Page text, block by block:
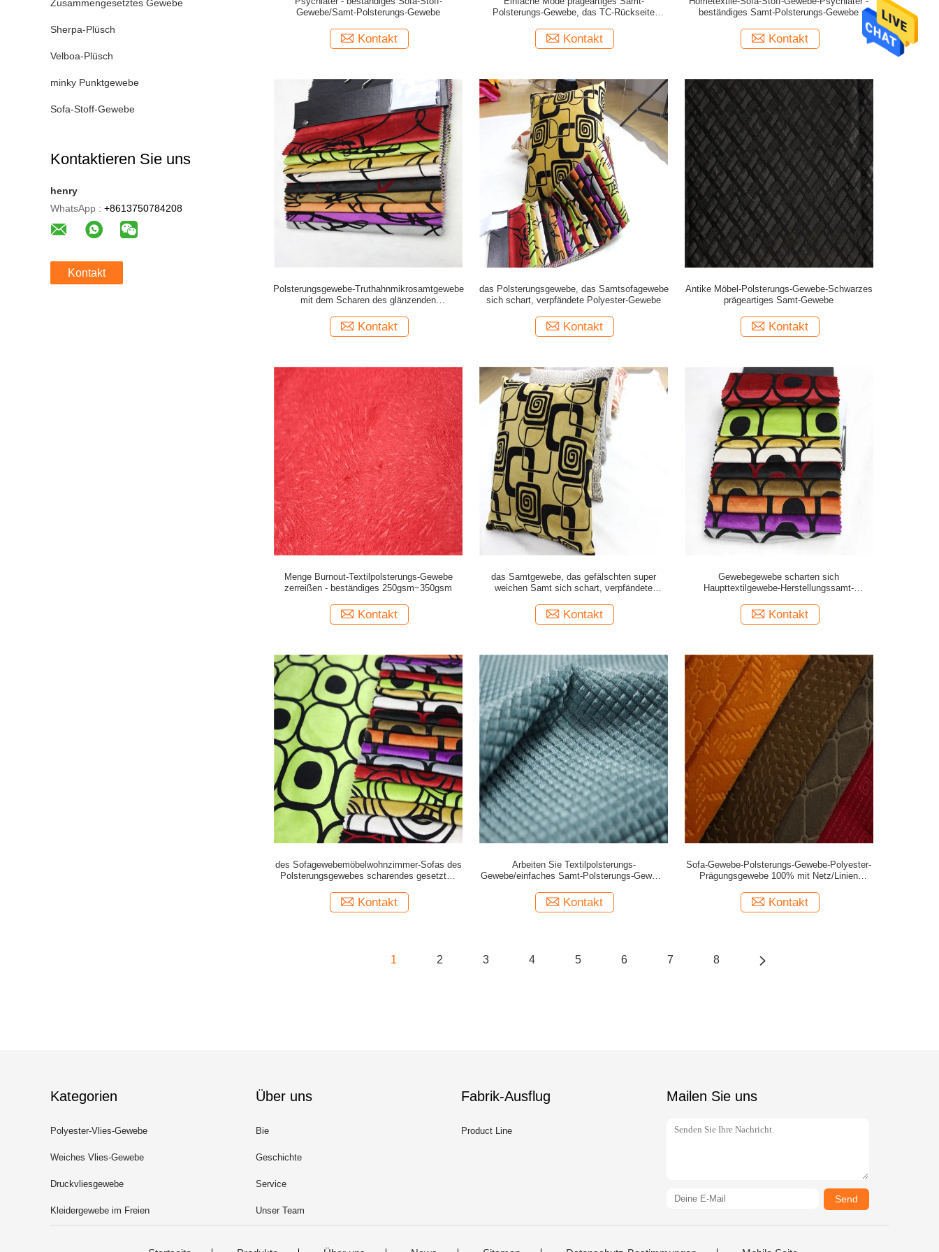
Zusammengesetztes Gewebe
Sherpa-Plüsch
Velboa-Plüsch
minky Punktgewebe
Sofa-Stoff-Gewebe
Kontaktieren Sie uns
henry
WhatsApp : +8613750784208
Kontakt
Gewebe/Samt-Polsterungs-Gewebe
Kontakt
Polsterungs-Gewebe, das TC-Rückseite
Kontakt
beständiges Samt-Polsterungs-Gewebe
Kontakt
Polsterungsgewebe-Truthahnmikrosamtgewebe
mit dem Scharen des glänzenden
Kontakt
das Polsterungsgewebe, das Samtsofagewebe
sich schart, verpfändete Polyester-Gewebe
Kontakt
Antike Möbel-Polsterungs-Gewebe-Schwarzes
prägeartiges Samt-Gewebe
Kontakt
Menge Burnout-Textilpolsterungs-Gewebe
zerreißen - beständiges 250gsm~350gsm
Kontakt
das Samtgewebe, das gefälschten super
weichen Samt sich schart, verpfändete
Kontakt
Gewebegewebe scharten sich
Haupttextilgewebe-Herstellungssamt-
Kontakt
des Sofagewebemöbelwohnzimmer-Sofas des
Polsterungsgewebes scharendes gesetztes
Kontakt
Arbeiten Sie Textilpolsterungs-
Gewebe/einfaches Samt-Polsterungs-Gewebe
Kontakt
Sofa-Gewebe-Polsterungs-Gewebe-Polyester-
Prägungsgewebe 100% mit Netz/Linien
Kontakt
1 2 3 4 5 6 7 8
Kategorien
Polyester-Vlies-Gewebe
Weiches Vlies-Gewebe
Druckvliesgewebe
Kleidergewebe im Freien
Über uns
Bie
Geschichte
Service
Unser Team
Fabrik-Ausflug
Product Line
Mailen Sie uns
Send